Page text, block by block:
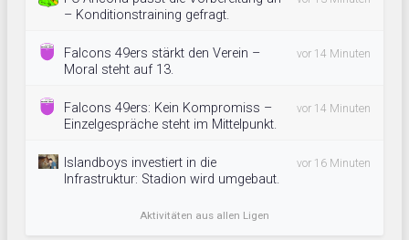
– Konditionstraining gefragt.
Falcons 49ers stärkt den Verein –
Moral steht auf 13.
vor 14 Minuten
Falcons 49ers: Kein Kompromiss –
Einzelgespräche steht im Mittelpunkt.
vor 14 Minuten
Islandboys investiert in die
Infrastruktur: Stadion wird umgebaut.
vor 16 Minuten
Aktivitäten aus allen Ligen